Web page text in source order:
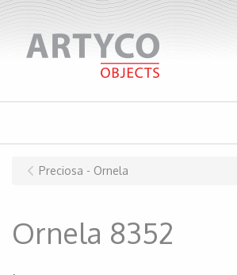
Preciosa - Ornela
Ornela 8352